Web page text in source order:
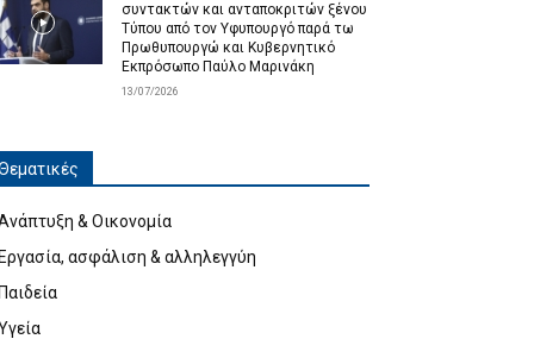
συντακτών και ανταποκριτών ξένου
Τύπου από τον Υφυπουργό παρά τω
Πρωθυπουργώ και Κυβερνητικό
Εκπρόσωπο Παύλο Μαρινάκη
13/07/2026
& Οικονομία
Εργασία, ασφάλιση & αλληλεγγύη
Παιδεία